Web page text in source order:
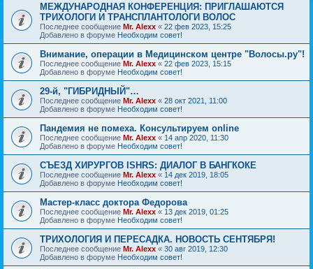
МЕЖДУНАРОДНАЯ КОНФЕРЕНЦИЯ: ПРИГЛАШАЮТСЯ
ТРИХОЛОГИ И ТРАНСПЛАНТОЛОГИ ВОЛОС
Последнее сообщение Mr. Alexx « 22 фев 2023, 15:25
Добавлено в форуме Необходим совет!
Внимание, операции в Медицинском центре "Волосы.ру"!
Последнее сообщение Mr. Alexx « 22 фев 2023, 15:15
Добавлено в форуме Необходим совет!
29-й, "ГИБРИДНЫЙ"…
Последнее сообщение Mr. Alexx « 28 окт 2021, 11:00
Добавлено в форуме Необходим совет!
Пандемия не помеха. Консультируем online
Последнее сообщение Mr. Alexx « 14 апр 2020, 11:30
Добавлено в форуме Необходим совет!
СЪЕЗД ХИРУРГОВ ISHRS: ДИАЛОГ В БАНГКОКЕ
Последнее сообщение Mr. Alexx « 14 дек 2019, 18:05
Добавлено в форуме Необходим совет!
Мастер-класс доктора Федорова
Последнее сообщение Mr. Alexx « 13 дек 2019, 01:25
Добавлено в форуме Необходим совет!
ТРИХОЛОГИЯ И ПЕРЕСАДКА. НОВОСТЬ СЕНТЯБРЯ!
Последнее сообщение Mr. Alexx « 30 авг 2019, 12:30
Добавлено в форуме Необходим совет!